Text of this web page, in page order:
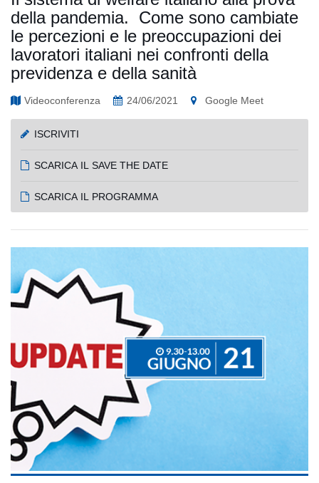
della pandemia. Come sono cambiate
le percezioni e le preoccupazioni dei
lavoratori italiani nei confronti della
previdenza e della sanità
Videoconferenza 24/06/2021 Google Meet
ISCRIVITI
SCARICA IL SAVE THE DATE
SCARICA IL PROGRAMMA